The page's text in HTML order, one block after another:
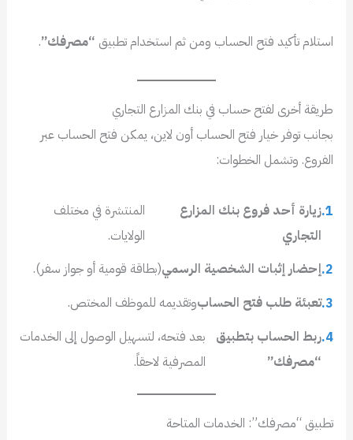
استلام تأكيد فتح الحساب ومن ثم استخدام تطبيق “مصرفك”.
طريقة أخرى لفتح حساب في بنك المزارع التجاري
بجانب توفر خيار فتح الحساب أون لاين، يمكن فتح الحساب عبر
الفروع. وتشمل الخطوات:
زيارة أحد فروع بنك المزارع
التجاري
المنتشرة في مختلف
الولايات.
إحضار إثبات الشخصية الرسمي(بطاقة قومية أو جواز سفر).
تعبئة طلب فتح الحسابوتقديمه للموظف المختص.
ربط الحساب بتطبيق
“مصرفك”
بعد فتحه، لتسهيل الوصول إلى الخدمات
المصرفية لاحقاً.
تطبيق “مصرفك”: الخدمات المتاحة